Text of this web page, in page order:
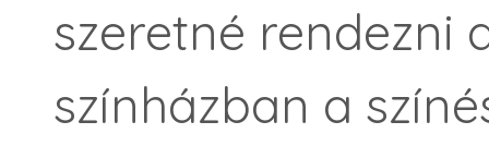
szeretné rendezni
színházban a